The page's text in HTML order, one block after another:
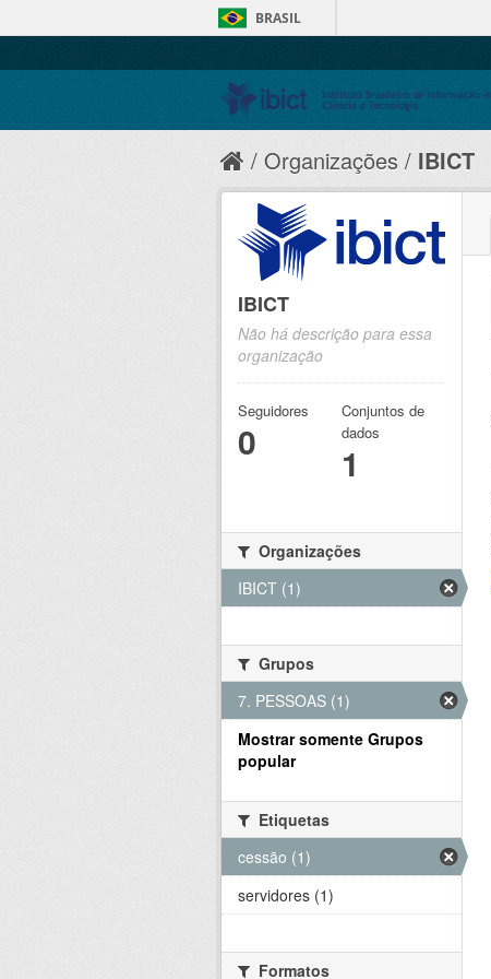
BRASIL
Organizações IBICT
IBICT
Não há descrição para essa
organização
Seguidores
0
Conjuntos de
dados
1
Organizações
IBICT (1)
Grupos
7. PESSOAS (1)
Mostrar somente Grupos
popular
Etiquetas
cessão (1)
servidores (1)
Formatos